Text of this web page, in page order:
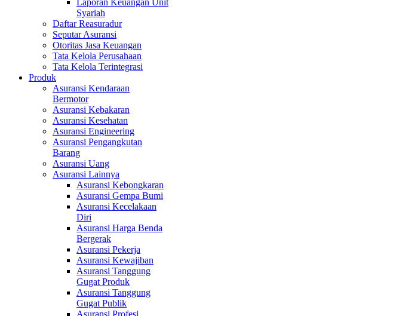
Syariah
Daftar Reasuradur
Seputar Asuransi
Otoritas Jasa Keuangan
Tata Kelola Perusahaan
Tata Kelola Terintegrasi
Produk
Asuransi Kendaraan
Bermotor
Asuransi Kebakaran
Asuransi Kesehatan
Asuransi Engineering
Asuransi Pengangkutan
Barang
Asuransi Uang
Asuransi Lainnya
Asuransi Kebongkaran
Asuransi Gempa Bumi
Asuransi Kecelakaan
Diri
Asuransi Harga Benda
Bergerak
Asuransi Pekerja
Asuransi Kewajiban
Asuransi Tanggung
Gugat Produk
Asuransi Tanggung
Gugat Publik
Asuransi Profesi